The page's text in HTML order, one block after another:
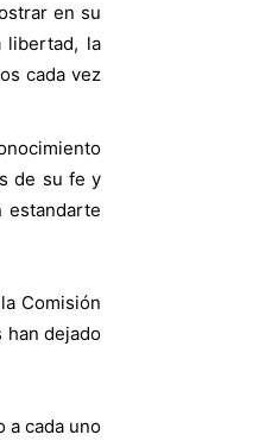
en su
libertad, la
cada vez
de su fe y
Comisión
han dejado
a cada uno